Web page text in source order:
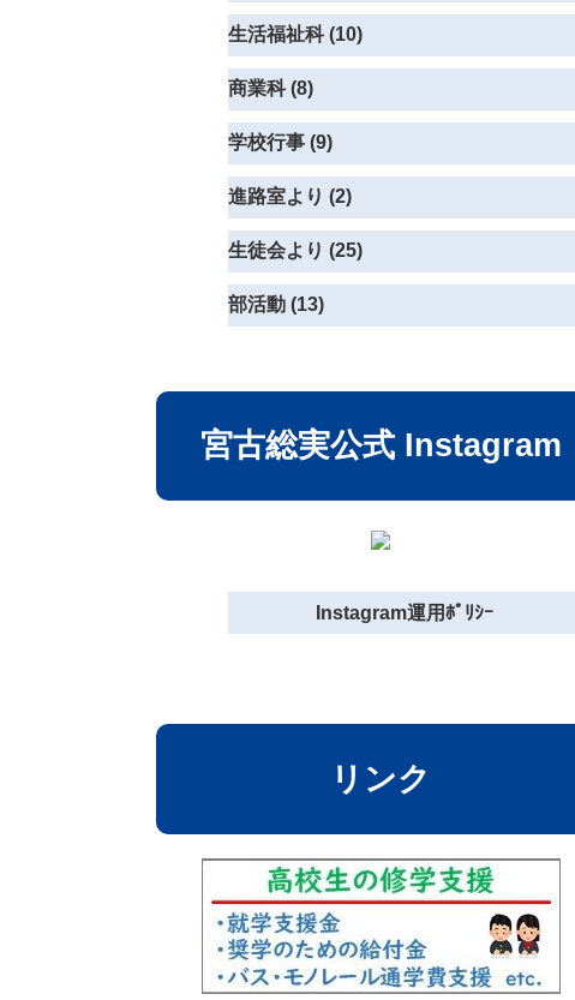
生活福祉科 (10)
商業科 (8)
学校行事 (9)
進路室より (2)
生徒会より (25)
部活動 (13)
宮古総実公式 Instagram
Instagram運用ﾎﾟﾘｼｰ
リンク